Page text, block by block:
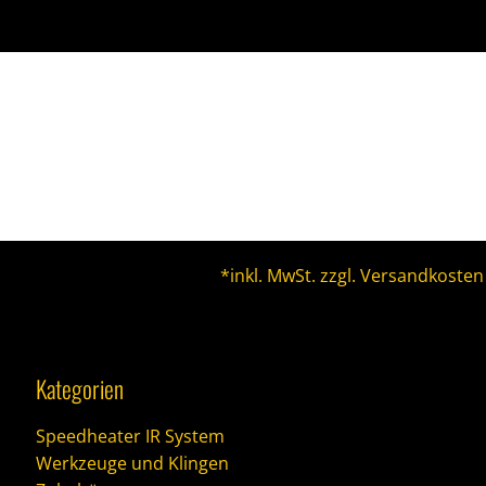
*inkl. MwSt. zzgl. Versandkosten
Kategorien
Speedheater IR System
Werkzeuge und Klingen